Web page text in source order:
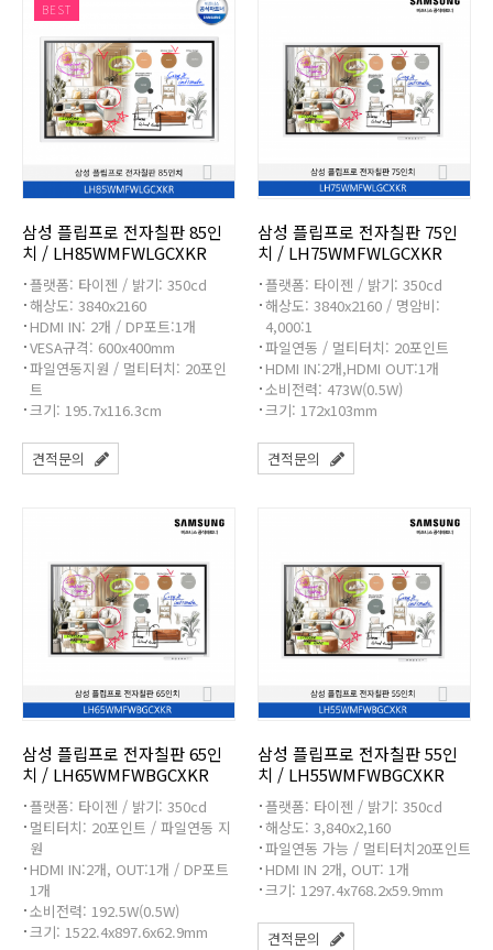
BEST
삼성 플립프로 전자칠판 85인
치 / LH85WMFWLGCXKR
플랫폼: 타이젠 / 밝기: 350cd
해상도: 3840x2160
HDMI IN: 2개 / DP포트:1개
VESA규격: 600x400mm
파일연동지원 / 멀티터치: 20포인
트
크기: 195.7x116.3cm
견적문의
삼성 플립프로 전자칠판 75인
치 / LH75WMFWLGCXKR
플랫폼: 타이젠 / 밝기: 350cd
해상도: 3840x2160 / 명암비:
4,000:1
파일연동 / 멀티터치: 20포인트
HDMI IN:2개,HDMI OUT:1개
소비전력: 473W(0.5W)
크기: 172x103mm
견적문의
삼성 플립프로 전자칠판 65인
치 / LH65WMFWBGCXKR
플랫폼: 타이젠 / 밝기: 350cd
멀티터치: 20포인트 / 파일연동 지
원
HDMI IN:2개, OUT:1개 / DP포트
1개
소비전력: 192.5W(0.5W)
크기: 1522.4x897.6x62.9mm
삼성 플립프로 전자칠판 55인
치 / LH55WMFWBGCXKR
플랫폼: 타이젠 / 밝기: 350cd
해상도: 3,840x2,160
파일연동 가능 / 멀티터치20포인트
HDMI IN 2개, OUT: 1개
크기: 1297.4x768.2x59.9mm
견적문의